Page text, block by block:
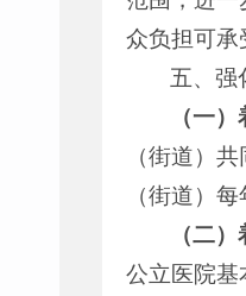
众负担可承
五、强
（一
（街道）
（街道）
（二
公立医院基